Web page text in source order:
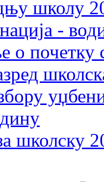
школу
-
о почетку
школску